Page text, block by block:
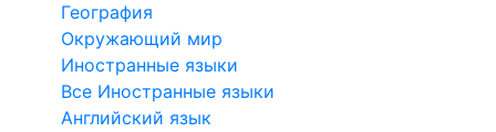
География
Окружающий мир
Иностранные языки
Все Иностранные языки
Английский язык